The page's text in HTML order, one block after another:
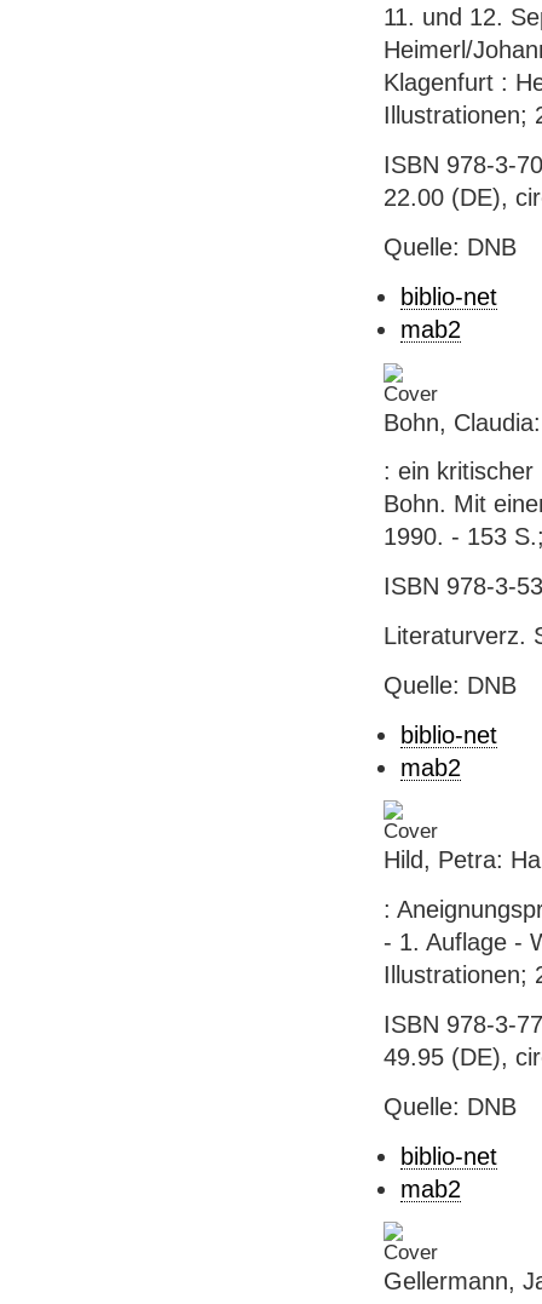
11. und 12.
Heimerl/
Klagenfurt :
Illustrationen;
ISBN 978-3-
22.00 (DE),
Quelle: DNB
biblio-net
mab2
Bohn,
: ein kritischer
Bohn. Mit
1990. - 153
ISBN 978-3-
Literaturverz.
Quelle: DNB
biblio-net
mab2
Hild, Petra:
:
- 1. Auflage -
Illustrationen;
ISBN 978-3-
49.95 (DE),
Quelle: DNB
biblio-net
mab2
Gellermann,